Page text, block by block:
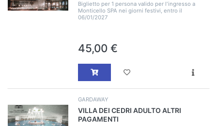
Biglietto per 1 persona valido per l'ingresso a
Monticello SPA nei giorni festivi, entro il
06/01/2027
45,00 €
GARDAWAY
VILLA DEI CEDRI ADULTO ALTRI
PAGAMENTI